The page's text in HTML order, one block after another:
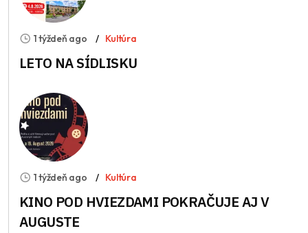
1 týždeň ago Kultúra
LETO NA SÍDLISKU
1 týždeň ago Kultúra
KINO POD HVIEZDAMI POKRAČUJE AJ V
AUGUSTE